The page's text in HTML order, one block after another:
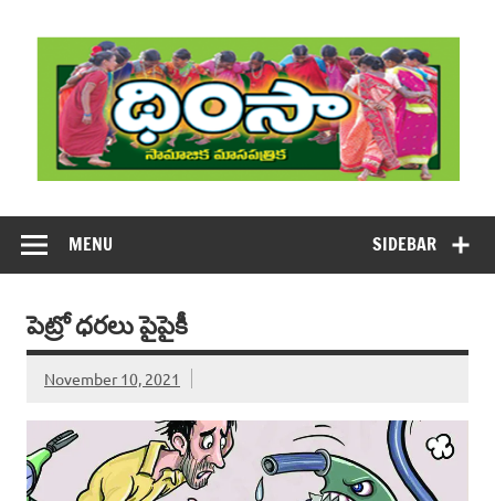
content
DHIMSA
SIDEBAR
MENU
పెట్రో ధరలు పైపైకీ
November 10, 2021